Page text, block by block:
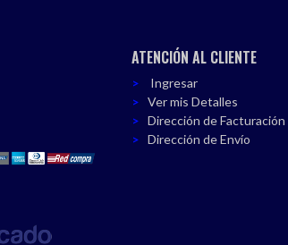
ATENCIÓN AL CLIENTE
Ingresar
Ver mis Detalles
Dirección de Facturación
Dirección de Envío